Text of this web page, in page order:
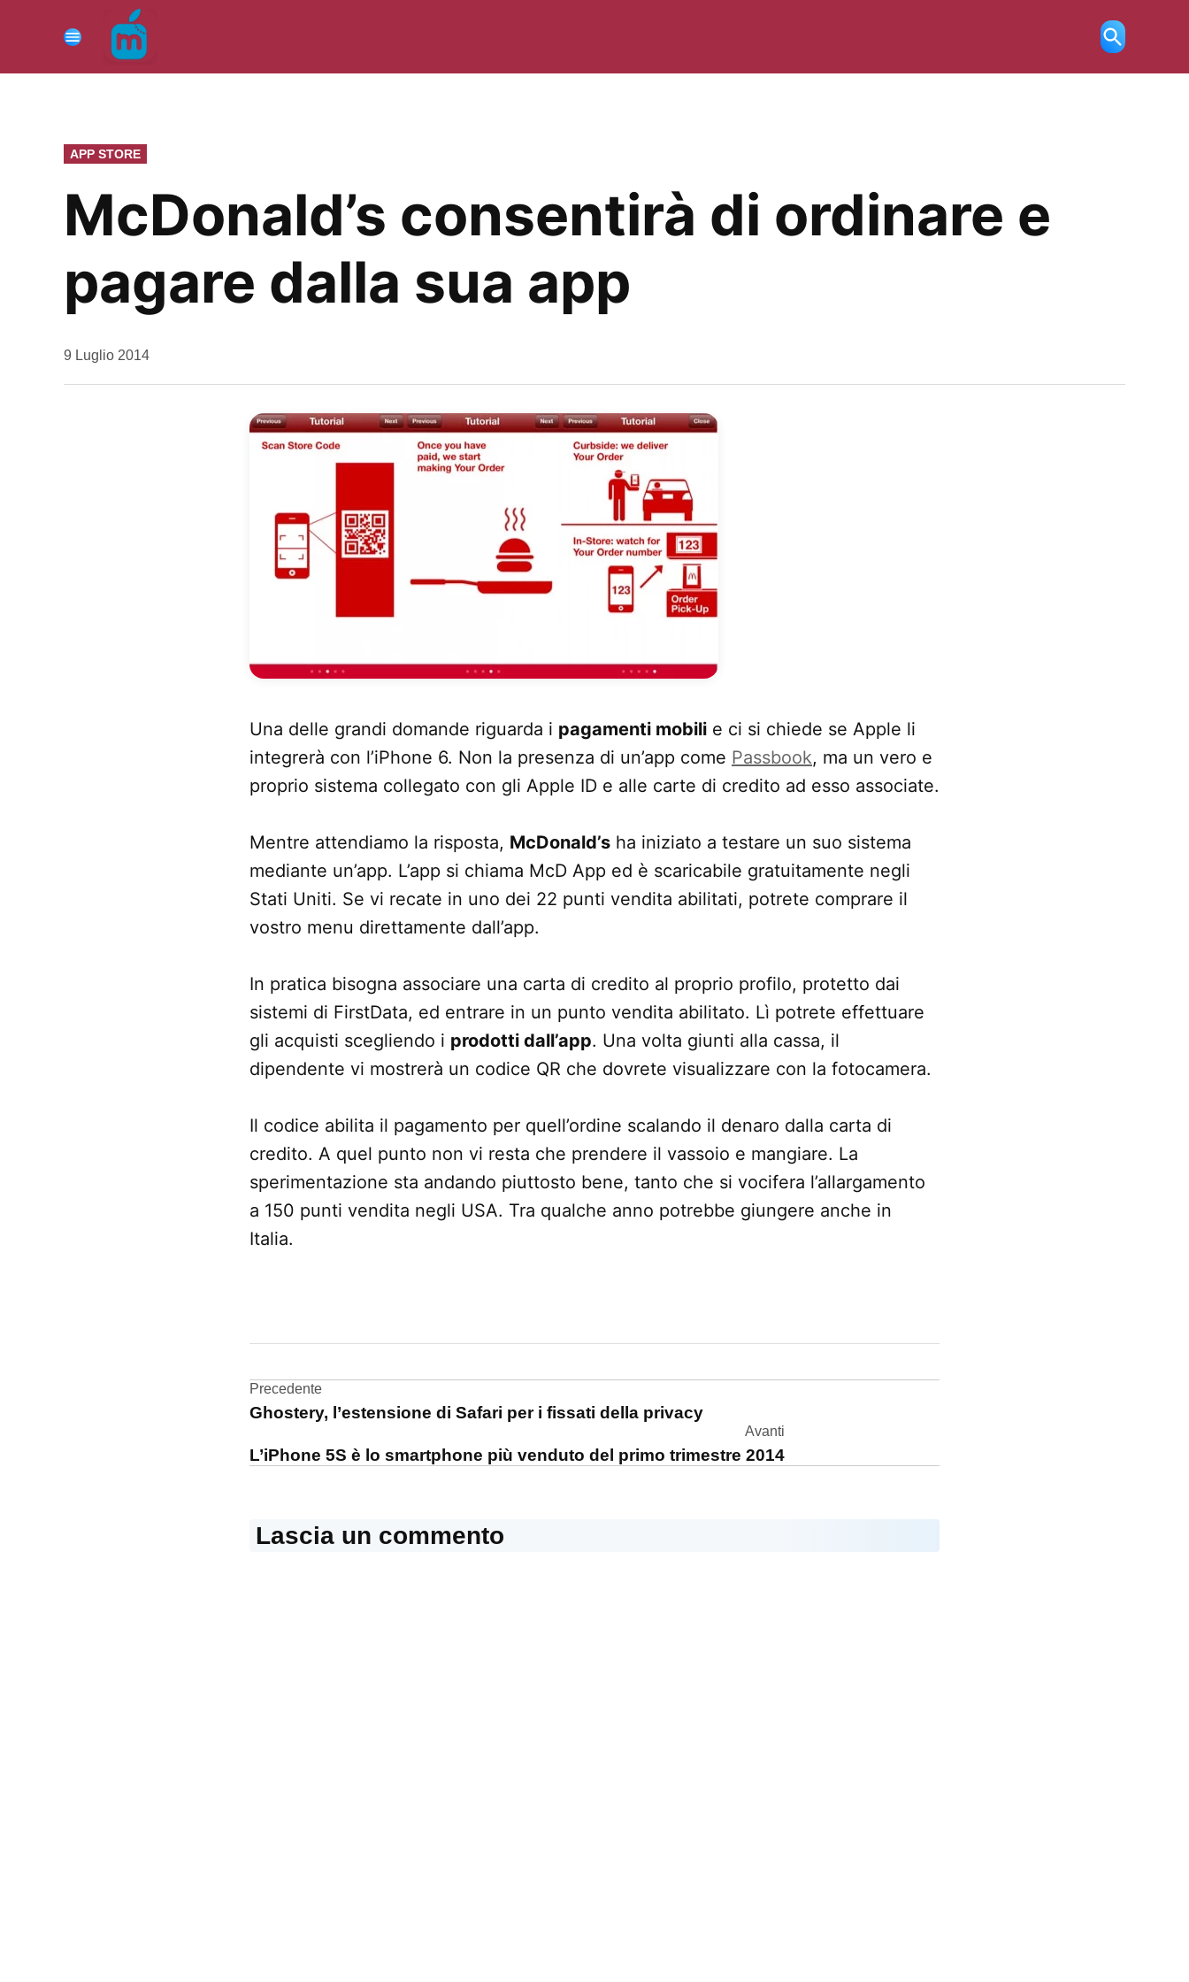
contenuto
Menu
Ricerca
aperta
PUBBLICATO
IN
APP STORE
McDonald’s consentirà di ordinare e
pagare dalla sua app
da
9 Luglio 2014
Una delle grandi domande riguarda i pagamenti mobili e ci si chiede se Apple li
integrerà con l’iPhone 6. Non la presenza di un’app come Passbook, ma un vero e
proprio sistema collegato con gli Apple ID e alle carte di credito ad esso associate.
Mentre attendiamo la risposta, McDonald’s ha iniziato a testare un suo sistema
mediante un’app. L’app si chiama McD App ed è scaricabile gratuitamente negli
Stati Uniti. Se vi recate in uno dei 22 punti vendita abilitati, potrete comprare il
vostro menu direttamente dall’app.
In pratica bisogna associare una carta di credito al proprio profilo, protetto dai
sistemi di FirstData, ed entrare in un punto vendita abilitato. Lì potrete effettuare
gli acquisti scegliendo i prodotti dall’app. Una volta giunti alla cassa, il
dipendente vi mostrerà un codice QR che dovrete visualizzare con la fotocamera.
Il codice abilita il pagamento per quell’ordine scalando il denaro dalla carta di
credito. A quel punto non vi resta che prendere il vassoio e mangiare. La
sperimentazione sta andando piuttosto bene, tanto che si vocifera l’allargamento
a 150 punti vendita negli USA. Tra qualche anno potrebbe giungere anche in
Italia.
McDonald's
Navigazione
Precedente
Ghostery, l’estensione di Safari per i fissati della privacy
Avanti
L’iPhone 5S è lo smartphone più venduto del primo trimestre 2014
Lascia un commento